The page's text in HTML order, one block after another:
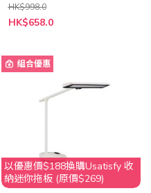
HK$998.0
特
殊
HK$658.0
組合優惠
以優惠價$188換購Usatisfy 收
納迷你拖板 (原價$269)